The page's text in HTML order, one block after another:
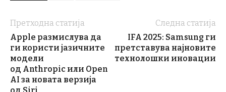
Претходна статија
Apple размислува да
ги користи јазичните
модели
од Anthropic или Open
AI за новата верзија
Следна статија
IFA 2025: Samsung ги
претставува најновите
технолошки иновации